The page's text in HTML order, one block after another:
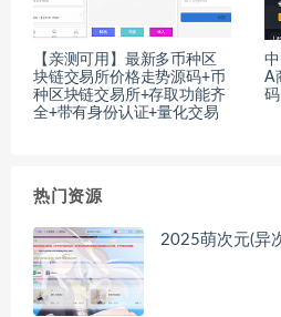
【亲测可用】最新多币种区
块链交易所价格走势源码+币
种区块链交易所+存取功能齐
全+带有身份认证+量化交易
A
热门资源
2025萌次元(异